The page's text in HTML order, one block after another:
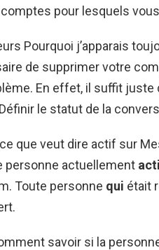
pour lesquels
Pourquoi j’apparais
de supprimer votre
En effet, il suffit
Définir le statut de la
ce que veut dire actif sur
personne actuellement
Toute personne qui était
savoir si la